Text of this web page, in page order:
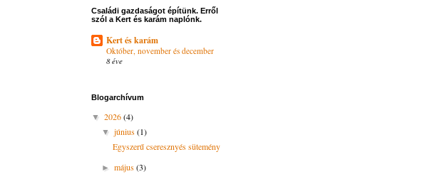
Családi gazdaságot építünk. Erről
szól a Kert és karám naplónk.
Kert és karám
Október, november és december
8 éve
Blogarchívum
▼ 2026(4)
▼június(1)
Egyszerű cseresznyés sütemény
►május(3)